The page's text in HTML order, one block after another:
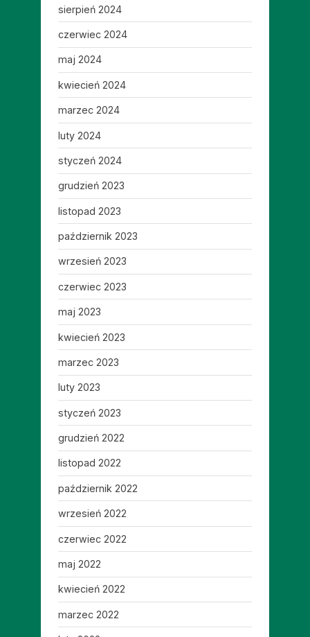
sierpień 2024
czerwiec 2024
maj 2024
kwiecień 2024
marzec 2024
luty 2024
styczeń 2024
grudzień 2023
listopad 2023
październik 2023
wrzesień 2023
czerwiec 2023
maj 2023
kwiecień 2023
marzec 2023
luty 2023
styczeń 2023
grudzień 2022
listopad 2022
październik 2022
wrzesień 2022
czerwiec 2022
maj 2022
kwiecień 2022
marzec 2022